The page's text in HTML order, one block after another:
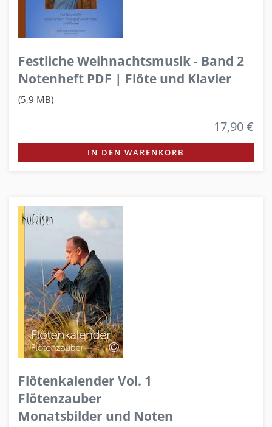
Festliche Weihnachtsmusik - Band 2
Notenheft PDF | Flöte und Klavier
(5,9 MB)
17,90 €
IN DEN WARENKORB
Flötenkalender Vol. 1
Flötenzauber
Monatsbilder und Noten